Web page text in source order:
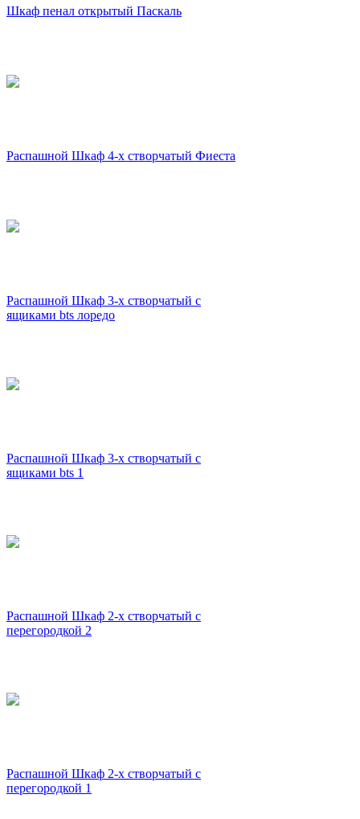
Шкаф пенал открытый Паскаль
Распашной Шкаф 4-х створчатый Фиеста
Распашной Шкаф 3-х створчатый с
ящиками bts лоредо
Распашной Шкаф 3-х створчатый с
ящиками bts 1
Распашной Шкаф 2-х створчатый с
перегородкой 2
Распашной Шкаф 2-х створчатый с
перегородкой 1